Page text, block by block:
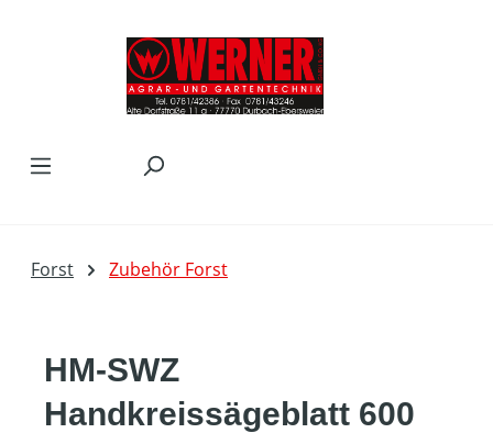
Forst Zubehör Forst
HM-SWZ
Handkreissägeblatt 600